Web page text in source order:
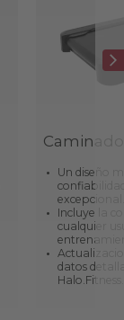
Un diseño
excepcional.
Incluye la
cualquier
datos
Halo.Fitness.